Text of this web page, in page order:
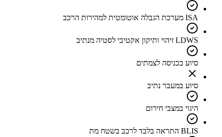
ISA מערכת הגבלה אוטומטית למהירות הרכב
LDWS זיהוי ותיקון אקטיבי לסטיה מנתיב
סיוע בכניסה לצמתים
סיוע במעבר נתיב
היגוי במצבי חירום
BLIS התראה בלבד לרכב בשטח מת